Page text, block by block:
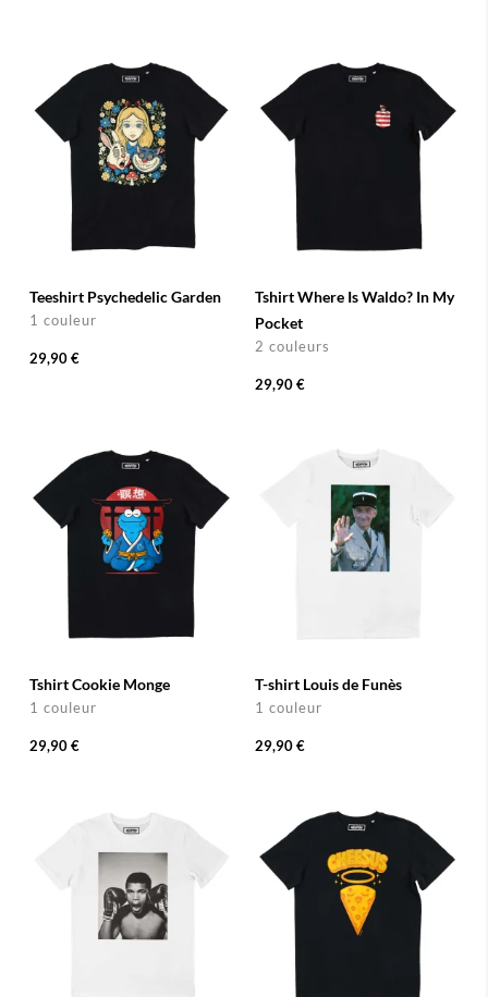
Teeshirt Psychedelic Garden
1 couleur
29,90 €
Tshirt Where Is Waldo? In My
Pocket
2 couleurs
29,90 €
Tshirt Cookie Monge
1 couleur
29,90 €
T-shirt Louis de Funès
1 couleur
29,90 €